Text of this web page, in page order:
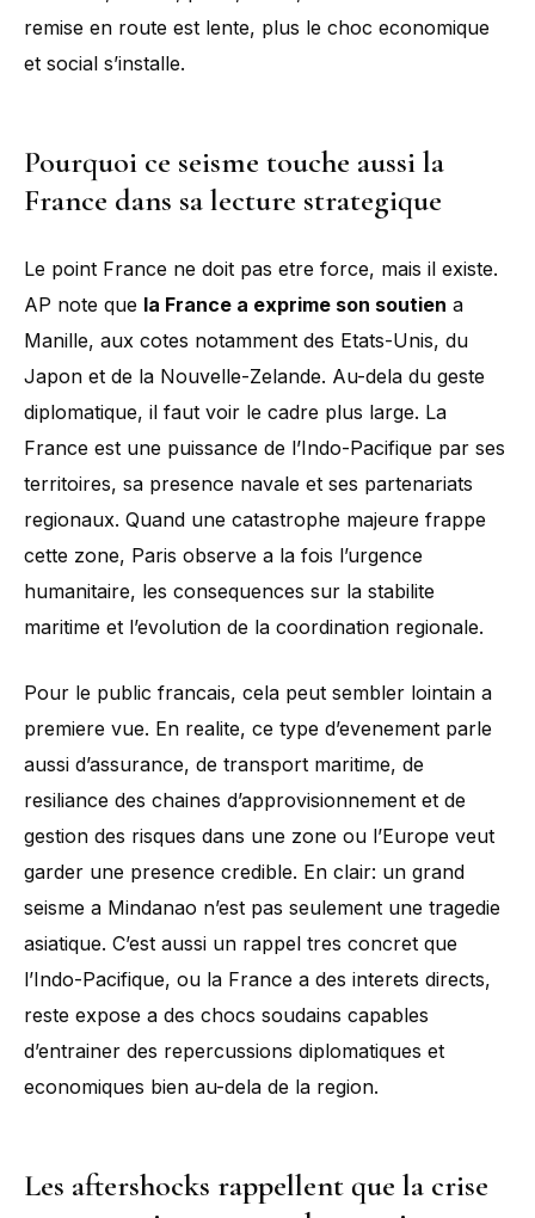
remise en route est lente, plus le choc economique
et social s’installe.
Pourquoi ce seisme touche aussi la
France dans sa lecture strategique
Le point France ne doit pas etre force, mais il existe.
AP note que la France a exprime son soutien a
Manille, aux cotes notamment des Etats-Unis, du
Japon et de la Nouvelle-Zelande. Au-dela du geste
diplomatique, il faut voir le cadre plus large. La
France est une puissance de l’Indo-Pacifique par ses
territoires, sa presence navale et ses partenariats
regionaux. Quand une catastrophe majeure frappe
cette zone, Paris observe a la fois l’urgence
humanitaire, les consequences sur la stabilite
maritime et l’evolution de la coordination regionale.
Pour le public francais, cela peut sembler lointain a
premiere vue. En realite, ce type d’evenement parle
aussi d’assurance, de transport maritime, de
resiliance des chaines d’approvisionnement et de
gestion des risques dans une zone ou l’Europe veut
garder une presence credible. En clair: un grand
seisme a Mindanao n’est pas seulement une tragedie
asiatique. C’est aussi un rappel tres concret que
l’Indo-Pacifique, ou la France a des interets directs,
reste expose a des chocs soudains capables
d’entrainer des repercussions diplomatiques et
economiques bien au-dela de la region.
Les aftershocks rappellent que la crise